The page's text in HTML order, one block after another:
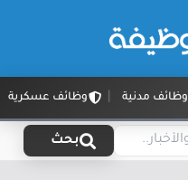
وظائف مدنية وظائف عسكرية
بحث